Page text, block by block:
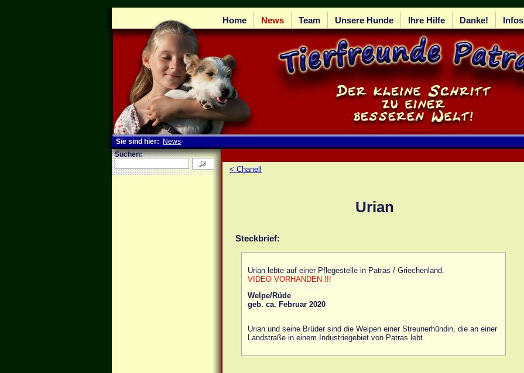
Home News Team Unsere Hunde Ihre Hilfe Danke! Infos
Sie sind hier: News
Suchen:
< Chanell
Urian
Steckbrief:
Urian lebte auf einer Pflegestelle in Patras / Griechenland.
VIDEO VORHANDEN !!!
Welpe/Rüde
geb. ca. Februar 2020
Urian und seine Brüder sind die Welpen einer Streunerhündin, die an einer
Landstraße in einem Industriegebiet von Patras lebt.